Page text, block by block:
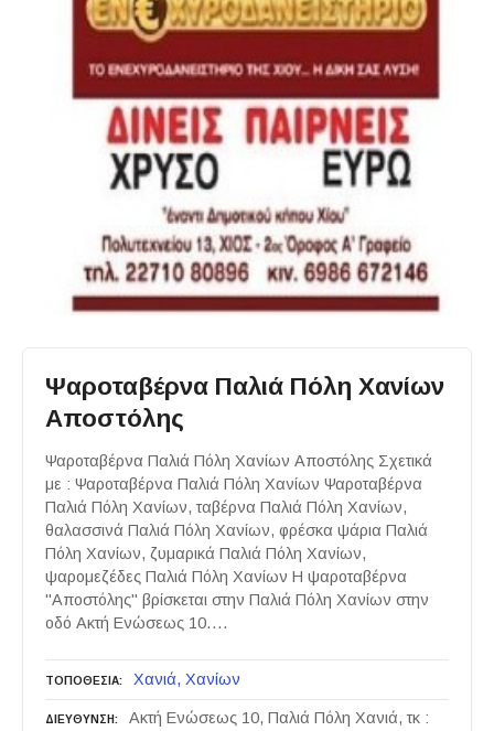
Ψαροταβέρνα Παλιά Πόλη Χανίων
Αποστόλης
Ψαροταβέρνα Παλιά Πόλη Χανίων Αποστόλης Σχετικά
με : Ψαροταβέρνα Παλιά Πόλη Χανίων Ψαροταβέρνα
Παλιά Πόλη Χανίων, ταβέρνα Παλιά Πόλη Χανίων,
θαλασσινά Παλιά Πόλη Χανίων, φρέσκα ψάρια Παλιά
Πόλη Χανίων, ζυμαρικά Παλιά Πόλη Χανίων,
ψαρομεζέδες Παλιά Πόλη Χανίων Η ψαροταβέρνα
"Αποστόλης" βρίσκεται στην Παλιά Πόλη Χανίων στην
οδό Ακτή Ενώσεως 10….
ΤΟΠΟΘΕΣΙΑ Χανιά Χανίων
ΔΙΕΥΘΥΝΣΗ
Ακτή Ενώσεως 10, Παλιά Πόλη Χανιά, τκ :